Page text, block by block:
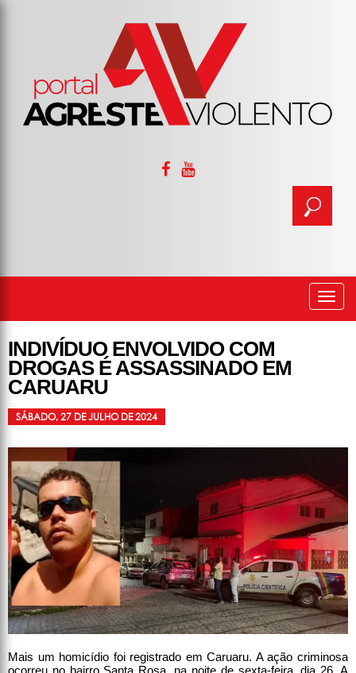
INDIVÍDUO ENVOLVIDO COM
DROGAS É ASSASSINADO EM
CARUARU
SÁBADO, 27 DE JULHO DE 2024
Mais um homicídio foi registrado em Caruaru. A ação criminosa
ocorreu no bairro Santa Rosa, na noite de sexta-feira, dia 26. A